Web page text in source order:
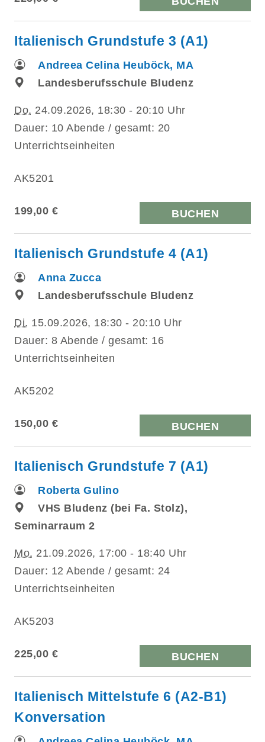
Italienisch Grundstufe 3 (A1)
Andreea Celina Heuböck, MA
Landesberufsschule Bludenz
Do. 24.09.2026, 18:30 - 20:10 Uhr
Dauer: 10 Abende / gesamt: 20
Unterrichtseinheiten
AK5201
199,00 € BUCHEN
Italienisch Grundstufe 4 (A1)
Anna Zucca
Landesberufsschule Bludenz
Di. 15.09.2026, 18:30 - 20:10 Uhr
Dauer: 8 Abende / gesamt: 16
Unterrichtseinheiten
AK5202
150,00 € BUCHEN
Italienisch Grundstufe 7 (A1)
Roberta Gulino
VHS Bludenz (bei Fa. Stolz),
Seminarraum 2
Mo. 21.09.2026, 17:00 - 18:40 Uhr
Dauer: 12 Abende / gesamt: 24
Unterrichtseinheiten
AK5203
225,00 € BUCHEN
Italienisch Mittelstufe 6 (A2-B1)
Konversation